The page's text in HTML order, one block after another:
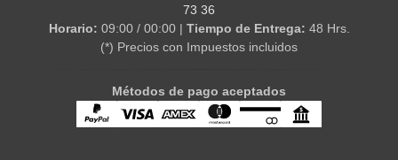
73 36
Horario: 09:00 / 00:00 | Tiempo de Entrega: 48 Hrs.
(*) Precios con Impuestos incluidos
Métodos de pago aceptados